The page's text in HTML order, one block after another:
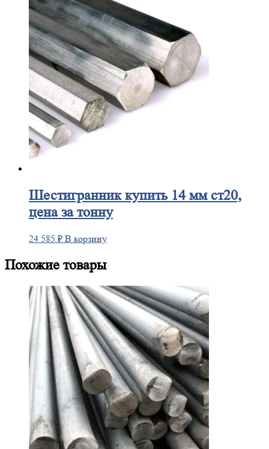
Шестигранниккупить 14 мм ст20,
цена за тонну
24 585 ₽ В корзину
Похожие товары